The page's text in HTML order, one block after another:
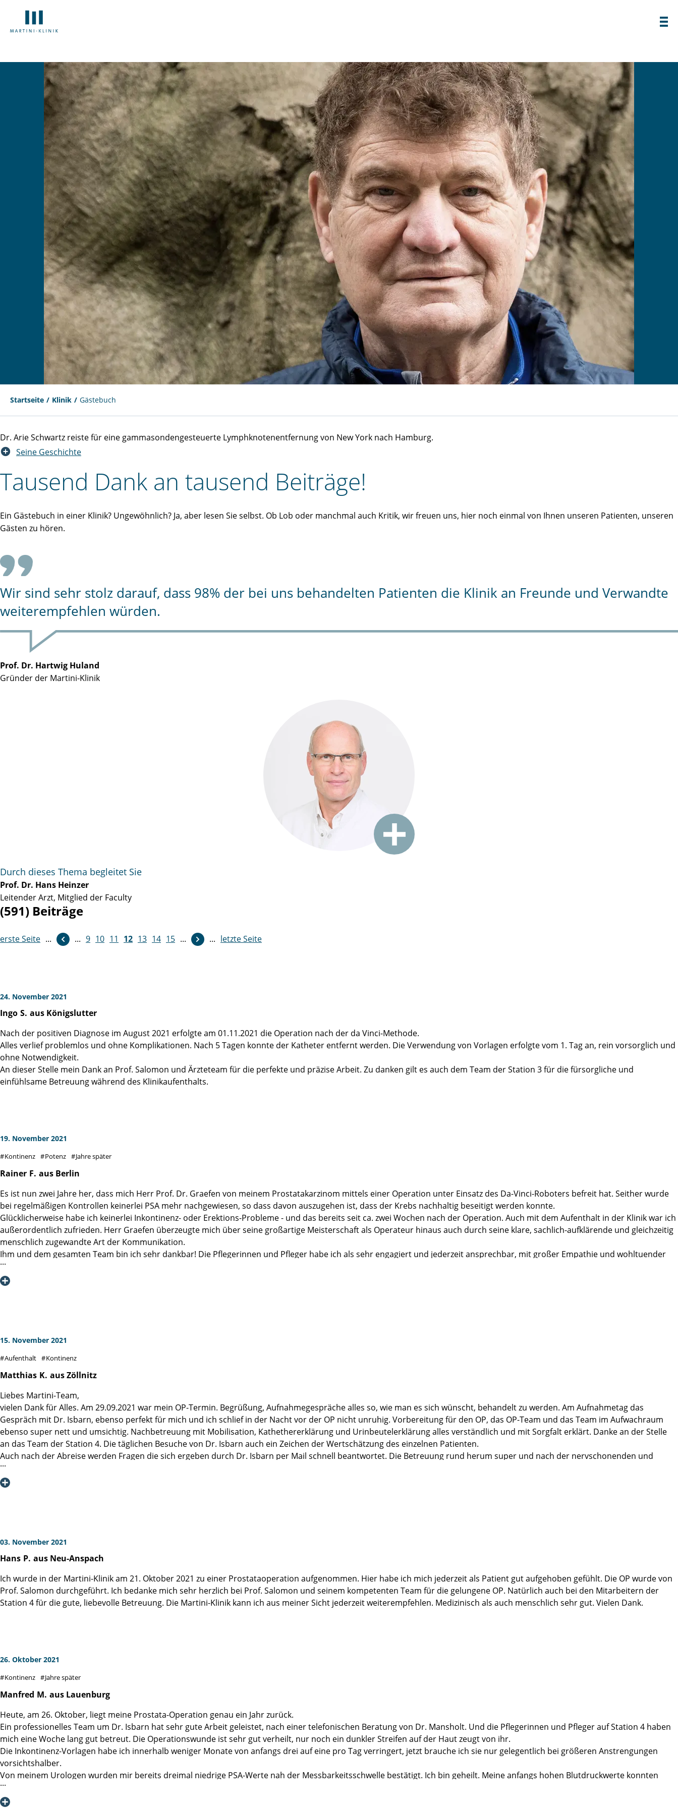
Startseite Klinik Gästebuch
Dr. Arie Schwartz reiste für eine gammasondengesteuerte Lymphknotenentfernung von New York nach Hamburg.
Seine Geschichte
Tausend Dank an tausend Beiträge!
Ein Gästebuch in einer Klinik? Ungewöhnlich? Ja, aber lesen Sie selbst. Ob Lob oder manchmal auch Kritik, wir freuen uns, hier noch einmal von Ihnen unseren Patienten, unseren
Gästen zu hören.
Wir sind sehr stolz darauf, dass 98% der bei uns behandelten Patienten die Klinik an Freunde und Verwandte
weiterempfehlen würden.
Prof. Dr. Hartwig Huland
Gründer der Martini-Klinik
Durch dieses Thema begleitet Sie
Prof. Dr. Hans Heinzer
Leitender Arzt, Mitglied der Faculty
(591) Beiträge
erste Seite ... ... 9 10 11 12 13 14 15 ...
weiter ... letzte Seite
24. November 2021
Ingo S. aus Königslutter
Nach der positiven Diagnose im August 2021 erfolgte am 01.11.2021 die Operation nach der da Vinci-Methode.
Alles verlief problemlos und ohne Komplikationen. Nach 5 Tagen konnte der Katheter entfernt werden. Die Verwendung von Vorlagen erfolgte vom 1. Tag an, rein vorsorglich und
ohne Notwendigkeit.
An dieser Stelle mein Dank an Prof. Salomon und Ärzteteam für die perfekte und präzise Arbeit. Zu danken gilt es auch dem Team der Station 3 für die fürsorgliche und
einfühlsame Betreuung während des Klinikaufenthalts.
19. November 2021
Kontinenz Potenz Jahre später
Rainer F. aus Berlin
Es ist nun zwei Jahre her, dass mich Herr Prof. Dr. Graefen von meinem Prostatakarzinom mittels einer Operation unter Einsatz des Da-Vinci-Roboters befreit hat. Seither wurde
bei regelmäßigen Kontrollen keinerlei PSA mehr nachgewiesen, so dass davon auszugehen ist, dass der Krebs nachhaltig beseitigt werden konnte.
Glücklicherweise habe ich keinerlei Inkontinenz- oder Erektions-Probleme - und das bereits seit ca. zwei Wochen nach der Operation. Auch mit dem Aufenthalt in der Klinik war ich
außerordentlich zufrieden. Herr Graefen überzeugte mich über seine großartige Meisterschaft als Operateur hinaus auch durch seine klare, sachlich-aufklärende und gleichzeitig
menschlich zugewandte Art der Kommunikation.
Ihm und dem gesamten Team bin ich sehr dankbar! Die Pflegerinnen und Pfleger habe ich als sehr engagiert und jederzeit ansprechbar, mit großer Empathie und wohltuender
Fröhlichkeit erlebt, was mir sehr geholfen hat, mit den unangenehmen Begleiterscheinungen der ersten beiden Tage nach dem Eingriff klar zu kommen und mich schnell zu
erholen. Den exzellenten Ruf der Martini-Klinik kann ich voll und ganz bestätigen.
15. November 2021
Aufenthalt Kontinenz
Matthias K. aus Zöllnitz
Liebes Martini-Team,
vielen Dank für Alles. Am 29.09.2021 war mein OP-Termin. Begrüßung, Aufnahmegespräche alles so, wie man es sich wünscht, behandelt zu werden. Am Aufnahmetag das
Gespräch mit Dr. Isbarn, ebenso perfekt für mich und ich schlief in der Nacht vor der OP nicht unruhig. Vorbereitung für den OP, das OP-Team und das Team im Aufwachraum
ebenso super nett und umsichtig. Nachbetreuung mit Mobilisation, Kathethererklärung und Urinbeutelerklärung alles verständlich und mit Sorgfalt erklärt. Danke an der Stelle
an das Team der Station 4. Die täglichen Besuche von Dr. Isbarn auch ein Zeichen der Wertschätzung des einzelnen Patienten.
Auch nach der Abreise werden Fragen die sich ergeben durch Dr. Isbarn per Mail schnell beantwortet. Die Betreuung rund herum super und nach der nervschonenden und
lympherhaltenen OP, sowie der anschließenden AHB geh ich schon nach 7 Wochen in großen Schritten in Richtung "Dichtheit" :-). Was will ich mehr und nun heißt es
zuversichtlich immer einen geringen PSA-Wert zu haben, um völlig beruhigt zu sein.
03. November 2021
Hans P. aus Neu-Anspach
Ich wurde in der Martini-Klinik am 21. Oktober 2021 zu einer Prostataoperation aufgenommen. Hier habe ich mich jederzeit als Patient gut aufgehoben gefühlt. Die OP wurde von
Prof. Salomon durchgeführt. Ich bedanke mich sehr herzlich bei Prof. Salomon und seinem kompetenten Team für die gelungene OP. Natürlich auch bei den Mitarbeitern der
Station 4 für die gute, liebevolle Betreuung. Die Martini-Klinik kann ich aus meiner Sicht jederzeit weiterempfehlen. Medizinisch als auch menschlich sehr gut. Vielen Dank.
26. Oktober 2021
Kontinenz Jahre später
Manfred M. aus Lauenburg
Heute, am 26. Oktober, liegt meine Prostata-Operation genau ein Jahr zurück.
Ein professionelles Team um Dr. Isbarn hat sehr gute Arbeit geleistet, nach einer telefonischen Beratung von Dr. Mansholt. Und die Pflegerinnen und Pfleger auf Station 4 haben
mich eine Woche lang gut betreut. Die Operationswunde ist sehr gut verheilt, nur noch ein dunkler Streifen auf der Haut zeugt von ihr.
Die Inkontinenz-Vorlagen habe ich innerhalb weniger Monate von anfangs drei auf eine pro Tag verringert, jetzt brauche ich sie nur gelegentlich bei größeren Anstrengungen
vorsichtshalber.
Von meinem Urologen wurden mir bereits dreimal niedrige PSA-Werte nah der Messbarkeitsschwelle bestätigt. Ich bin geheilt. Meine anfangs hohen Blutdruckwerte konnten
mittels zweier Tabletten pro Tag gut eingestellt werden. Meine einzigen Beschwerden sind gelegentlich leichte Kopfschmerzen, die auch andere Ursachen haben können.
Nochmals ein dickes Lob der Martini-Klinik!